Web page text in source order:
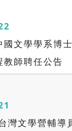
國文學學系博
教師聘任公告
灣文學營輔導